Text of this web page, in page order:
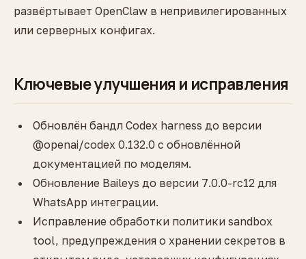
развёртывает OpenClaw в непривилегированных
или серверных конфигах.
Ключевые улучшения и исправления
Обновлён бандл Codex harness до версии
@openai/codex 0.132.0 с обновлённой
документацией по моделям.
Обновление Baileys до версии 7.0.0-rc12 для
WhatsApp интеграции.
Исправление обработки политики sandbox
tool, предупреждения о хранении секретов в